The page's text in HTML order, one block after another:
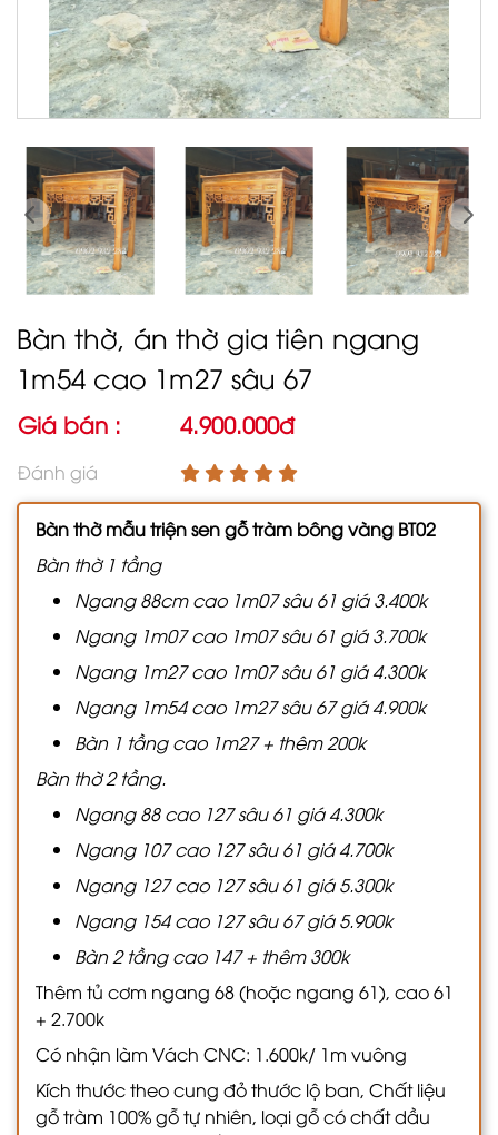
Bàn thờ, án thờ gia tiên ngang
1m54 cao 1m27 sâu 67
Giá bán : 4.900.000đ
Đánh giá
Bàn thờ mẫu triện sen gỗ tràm bông vàng BT02
Bàn thờ 1 tầng
Ngang 88cm cao 1m07 sâu 61 giá 3.400k
Ngang 1m07 cao 1m07 sâu 61 giá 3.700k
Ngang 1m27 cao 1m07 sâu 61 giá 4.300k
Ngang 1m54 cao 1m27 sâu 67 giá 4.900k
Bàn 1 tầng cao 1m27 + thêm 200k
Bàn thờ 2 tầng.
Ngang 88 cao 127 sâu 61 giá 4.300k
Ngang 107 cao 127 sâu 61 giá 4.700k
Ngang 127 cao 127 sâu 61 giá 5.300k
Ngang 154 cao 127 sâu 67 giá 5.900k
Bàn 2 tầng cao 147 + thêm 300k
Thêm tủ cơm ngang 68 (hoặc ngang 61), cao 61
+ 2.700k
Có nhận làm Vách CNC: 1.600k/ 1m vuông
Kích thước theo cung đỏ thước lộ ban, Chất liệu
gỗ tràm 100% gỗ tự nhiên, loại gỗ có chất dầu